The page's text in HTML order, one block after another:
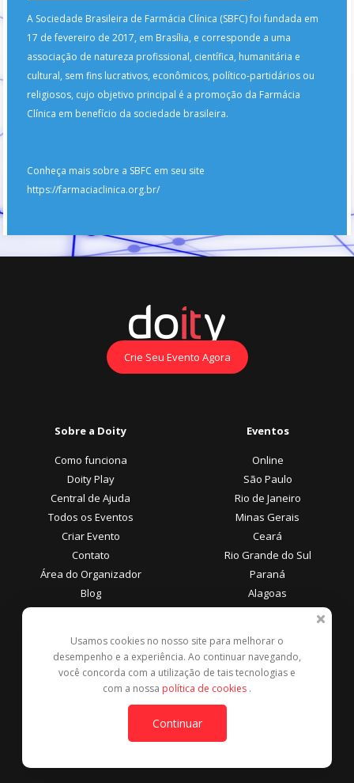
A Sociedade Brasileira de Farmácia Clínica (SBFC) foi fundada em
17 de fevereiro de 2017, em Brasília, e corresponde a uma
associação de natureza profissional, científica, humanitária e
cultural, sem fins lucrativos, econômicos, político-partidários ou
religiosos, cujo objetivo principal é a promoção da Farmácia
Clínica em benefício da sociedade brasileira.
Conheça mais sobre a SBFC em seu site
https://farmaciaclinica.org.br/
Crie Seu Evento Agora
Sobre a Doity
Como funciona
Doity Play
Central de Ajuda
Todos os Eventos
Criar Evento
Contato
Área do Organizador
Blog
Eventos
Online
São Paulo
Rio de Janeiro
Minas Gerais
Ceará
Rio Grande do Sul
Paraná
Alagoas
Área do Participante
Central de Ajuda
Denunciar este evento
Formas de Pagamento
Usamos cookies no nosso site para melhorar o
desempenho e a experiência. Ao continuar navegando,
você concorda com a utilização de tais tecnologias e
com a nossa política de cookies .
Continuar